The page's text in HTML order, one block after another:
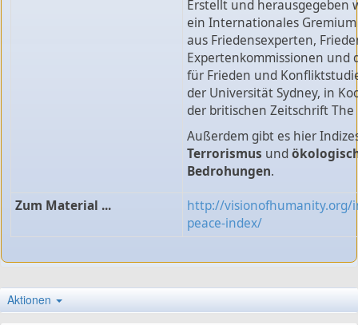
Erstellt und herausgegeben
ein Internationales
aus Friedensexperten,
Expertenkommissionen und
für Frieden und
der Universität Sydney, in
der britischen Zeitschrift The
Außerdem gibt es hier
Terrorismus und
Bedrohungen.
Zum Material ...
http://visionofhumanity.org/
peace-index/
Aktionen